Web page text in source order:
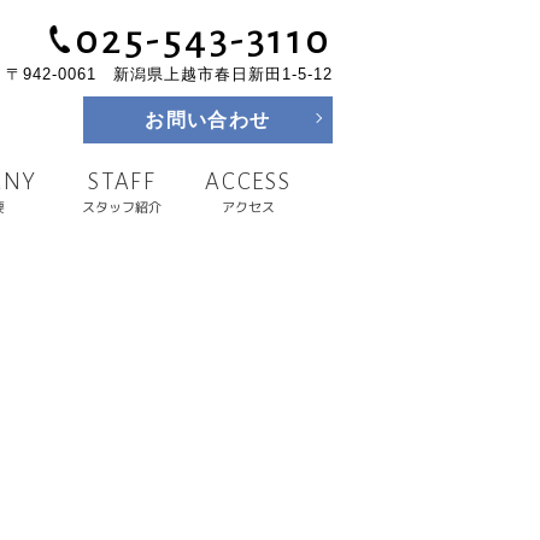
025-543-3110
〒942-0061 新潟県上越市春日新田1-5-12
お問い合わせ
STAFF
スタッフ紹介
ACCESS
アクセス